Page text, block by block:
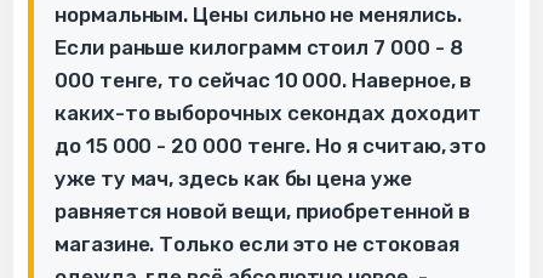
нормальным. Цены сильно не менялись.
Если раньше килограмм стоил 7 000 - 8
000 тенге, то сейчас 10 000. Наверное, в
каких-то выборочных секондах доходит
до 15 000 - 20 000 тенге. Но я считаю, это
уже ту мач, здесь как бы цена уже
равняется новой вещи, приобретенной в
магазине. Только если это не стоковая